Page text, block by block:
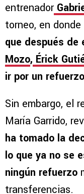
entrenador
torneo, en donde
que después de
Mozo, Érick
ir por un
Sin embargo, el
María Garrido,
ha tomado la
lo que ya no se
ningún refuerzo
transferencias.